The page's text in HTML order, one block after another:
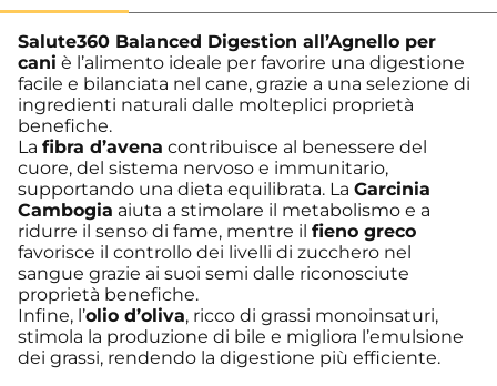
Salute360 Balanced Digestion all’Agnello per
cani è l’alimento ideale per favorire una digestione
facile e bilanciata nel cane, grazie a una selezione di
ingredienti naturali dalle molteplici proprietà
benefiche.
La fibra d’avena contribuisce al benessere del
cuore, del sistema nervoso e immunitario,
supportando una dieta equilibrata. La Garcinia
Cambogia aiuta a stimolare il metabolismo e a
ridurre il senso di fame, mentre il fieno greco
favorisce il controllo dei livelli di zucchero nel
sangue grazie ai suoi semi dalle riconosciute
proprietà benefiche.
Infine, l’olio d’oliva, ricco di grassi monoinsaturi,
stimola la produzione di bile e migliora l’emulsione
dei grassi, rendendo la digestione più efficiente.